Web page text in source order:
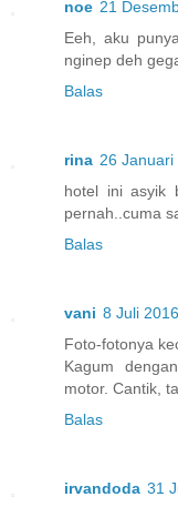
noe 21
Eeh, aku
nginep deh
Balas
rina 26
hotel ini asyik
pernah..cuma
Balas
vani 8 Juli
Foto-fotonya
Kagum
motor. Cantik,
Balas
irvandoda 31